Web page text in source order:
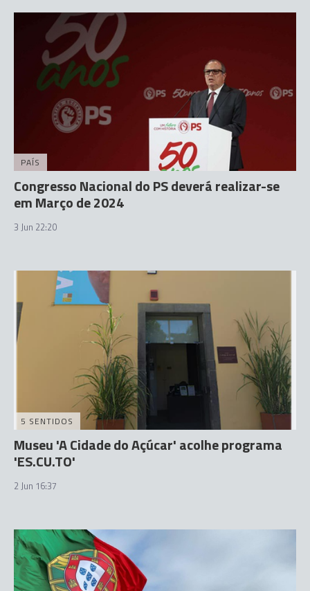
PAÍS
Congresso Nacional do PS deverá realizar-se
em Março de 2024
3 Jun 22:20
5 SENTIDOS
Museu 'A Cidade do Açúcar' acolhe programa
'ES.CU.TO'
2 Jun 16:37